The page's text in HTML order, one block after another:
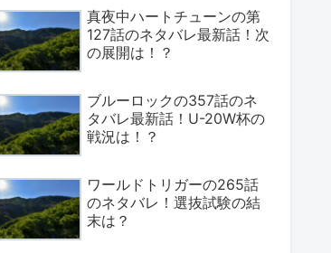
真夜中ハートチューンの第
127話のネタバレ最新話！次
の展開は！？
ブルーロックの357話のネ
タバレ最新話！U-20W杯の
戦況は！？
ワールドトリガーの265話
のネタバレ！選抜試験の結
末は？